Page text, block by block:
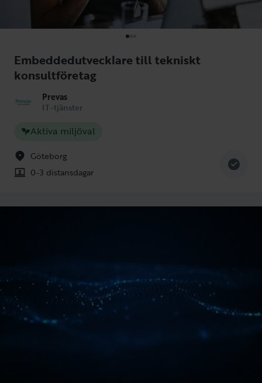
Embeddedutvecklare till tekniskt
konsultföretag
Prevas
IT-tjänster
Aktiva miljöval
Göteborg
0-3 distansdagar